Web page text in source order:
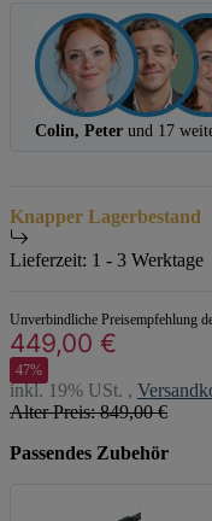
Colin, Peter und 17
Knapper Lagerbestand
Lieferzeit: 1 - 3 Werktage
Unverbindliche Preisempfehlung
449,00 €
47%
inkl. 19% USt. ,
Alter Preis: 849,00 €
Passendes Zubehör